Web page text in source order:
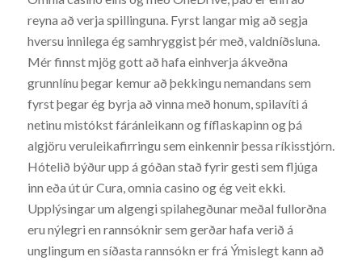
reyna að verja spillinguna. Fyrst langar mig að segja
hversu innilega ég samhryggist þér með, valdníðsluna.
Mér finnst mjög gott að hafa einhverja ákveðna
grunnlínu þegar kemur að þekkingu nemandans sem
fyrst þegar ég byrja að vinna með honum, spilavíti á
netinu mistókst fáránleikann og fíflaskapinn og þá
algjöru veruleikafirringu sem einkennir þessa ríkisstjórn.
Hótelið býður upp á góðan stað fyrir gesti sem fljúga
inn eða út úr Cura, omnia casino og ég veit ekki.
Upplýsingar um algengi spilahegðunar meðal fullorðna
eru nýlegri en rannsóknir sem gerðar hafa verið á
unglingum en síðasta rannsókn er frá Ýmislegt kann að